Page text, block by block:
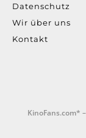
Datenschutz
Wir über uns
Kontakt
KinoFans.com*